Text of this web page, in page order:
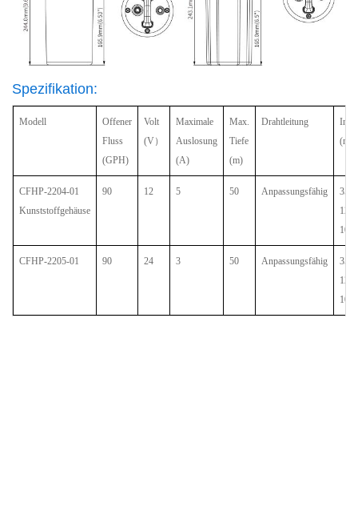
Spezifikation:
Modell
Offener
Fluss
(GPH)
Volt
(V）
Maximale
Auslosung
(A)
Max.
Tiefe
(m)
Drahtleitung
CFHP-2204-01
Kunststoffgehäuse
90 12 5 50 Anpassungsfähig
CFHP-2205-01 90 24 3 50 Anpassungsfähig